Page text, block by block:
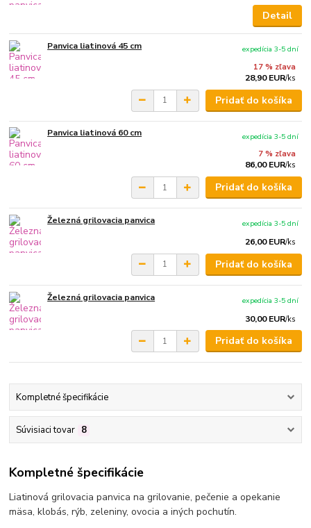
Detail
Panvica liatinová 45 cm
17 % zľava
28,90 EUR/ks
expedícia 3-5 dní
Pridať do košíka
Panvica liatinová 60 cm
7 % zľava
86,00 EUR/ks
expedícia 3-5 dní
Pridať do košíka
Železná grilovacia panvica
26,00 EUR/ks
expedícia 3-5 dní
Pridať do košíka
Železná grilovacia panvica
30,00 EUR/ks
expedícia 3-5 dní
Pridať do košíka
Kompletné špecifikácie
Súvisiaci tovar 8
Kompletné špecifikácie
Liatinová grilovacia panvica na grilovanie, pečenie a opekanie
mäsa, klobás, rýb, zeleniny, ovocia a iných pochutín.